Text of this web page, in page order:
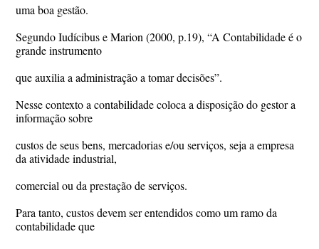
uma boa gestão.
Segundo Iudícibus e Marion (2000, p.19), “A Contabilidade é o
grande instrumento
que auxilia a administração a tomar decisões”.
Nesse contexto a contabilidade coloca a disposição do gestor a
informação sobre
custos de seus bens, mercadorias e/ou serviços, seja a empresa
da atividade industrial,
comercial ou da prestação de serviços.
Para tanto, custos devem ser entendidos como um ramo da
contabilidade que